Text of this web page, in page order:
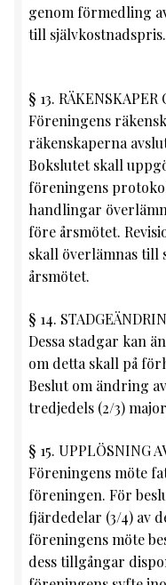
genom förmedling
till självkostnadspris.
§ 13.
Föreningens
räkenskaperna
Bokslutet skall
föreningens
handlingar
före årsmötet.
skall överlämnas till
årsmötet.
§ 14.
Dessa stadgar kan
om detta skall på
Beslut om ändring
tredjedels (2/3)
§ 15. UPPLÖSNING
Föreningens möte
föreningen. För
fjärdedelar (3/4) av
föreningens möte
dess tillgångar